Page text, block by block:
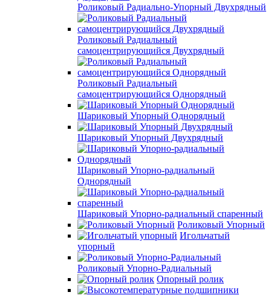
Роликовый Радиально-Упорный Двухрядный
Роликовый Радиальный
самоцентрирующийся Двухрядный
Роликовый Радиальный
самоцентрирующийся Однорядный
Шариковый Упорный Однорядный
Шариковый Упорный Двухрядный
Шариковый Упорно-радиальный
Однорядный
Шариковый Упорно-радиальный спаренный
Роликовый Упорный
Игольчатый
упорный
Роликовый Упорно-Радиальный
Опорный ролик